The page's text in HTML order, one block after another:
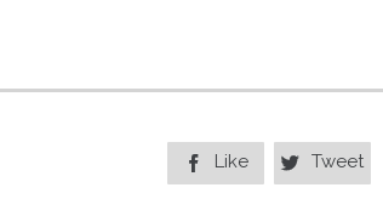
 Like  Tweet